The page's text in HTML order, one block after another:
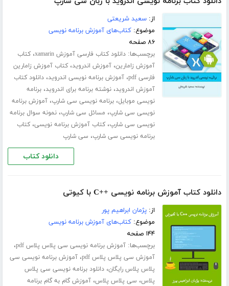
از:سعید شریعتی
موضوع:کتاب‌های آموزش برنامه نویسی
۸۶ صفحه
برچسب‌ها:دانلود کتاب فارسی آموزش xamarin ،کتاب
آموزش زامارین،آموزش اندروید،کتاب آموزش زامارین
فارسی pdf
،آموزش برنامه نویسی اندروید،دانلود کتاب
آموزش اندروید،نوشته برنامه برای اندروید،برنامه
نویسی موبایل،برنامه نویسی سی شارپ،آموزش برنامه
نویسی سی شارپ، مسائل سی شارپ،نمونه سوال برنامه
نویسی سی شارپ،کتاب آموزش برنامه نویسی،کتاب
برنامه نویسی سی شارپ، سی شارپ
دانلود کتاب
دانلود کتاب آموزش برنامه نویسی ++C با کیوتی
از:پژمان ابراهیم پور
موضوع:کتاب‌های آموزش برنامه نویسی
۱۴۴ صفحه
برچسب‌ها:آموزش برنامه نویسی سی پلاس پلاس pdf ،
آموزش سی پلاس پلاس pdf ،آموزش برنامه نویسی سی
پلاس پلاس رایگان،دانلود برنامه نویسی سی پلاس
پلاس، سی پلاس پلاس،آموزش گام به گام برنامه